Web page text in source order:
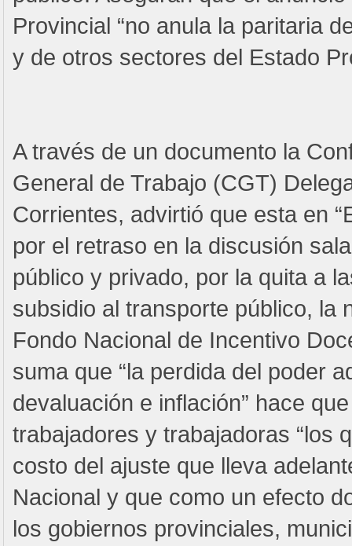
Provincial “no anula la paritaria
y de otros sectores del Estado
A través de un documento la
General de Trabajo (CGT)
Corrientes, advirtió que esta en
por el retraso en la discusión
público y privado, por la quita a
subsidio al transporte público, la
Fondo Nacional de Incentivo
suma que “la perdida del poder
devaluación e inflación” hace
trabajadores y trabajadoras “los
costo del ajuste que lleva
Nacional y que como un efecto
los gobiernos provinciales,